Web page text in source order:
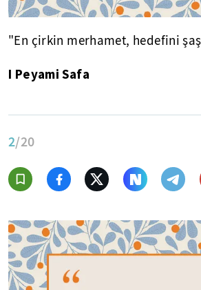
"En çirkin merhamet, hedefini
I Peyami Safa
2/20